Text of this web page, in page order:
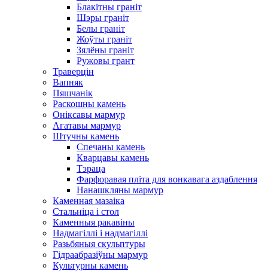
Блакітны граніт
Шэры граніт
Белы граніт
Жоўты граніт
Зялёны граніт
Ружовы грант
Траверцін
Вапняк
Пяшчанік
Раскошны камень
Оніксавы мармур
Агатавы мармур
Штучны камень
Спечаны камень
Кварцавы камень
Тэраца
Фарфоравая пліта для вонкавага аздаблення
Нанашкляны мармур
Каменная мазаіка
Стальніца і стол
Каменныя ракавіны
Надмагіллі і надмагіллі
Разьбяныя скульптуры
Гідраабразіўны мармур
Культурны камень